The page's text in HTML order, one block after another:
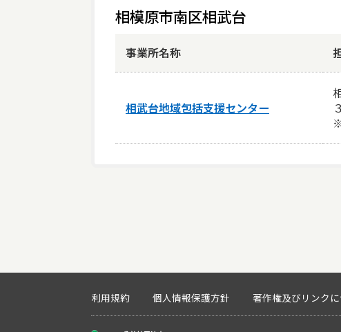
相模原市南区相武台
事業所名称
相武台地域包括支援センター
利用規約 個人情報保護方針 著作権及びリンク